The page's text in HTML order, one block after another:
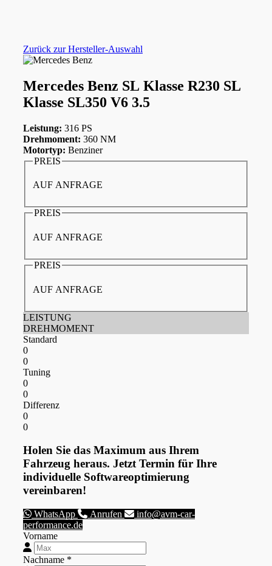
Zurück zur Hersteller-Auswahl
Mercedes Benz SL Klasse R230 SL
Klasse SL350 V6 3.5
Leistung: 316 PS
Drehmoment: 360 NM
Motortyp: Benziner
PREIS
AUF ANFRAGE
PREIS
AUF ANFRAGE
PREIS
AUF ANFRAGE
LEISTUNG
DREHMOMENT
Standard
0
0
Tuning
0
0
Differenz
0
0
Holen Sie das Maximum aus Ihrem
Fahrzeug heraus. Jetzt Termin für Ihre
individuelle Softwareoptimierung
vereinbaren!
WhatsApp Anrufen
info@avm-car-
performance.de
Vorname
Nachname *